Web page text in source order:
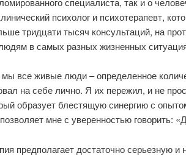
психолог и психотерапевт,
тридцати тысяч консультаций, на
в самых разных жизненных
все живые люди – определенное
на себе лично. Я их пережил, и не
образует блестящую синергию с
мне с уверенностью говорить:
предполагает достаточно серьезную